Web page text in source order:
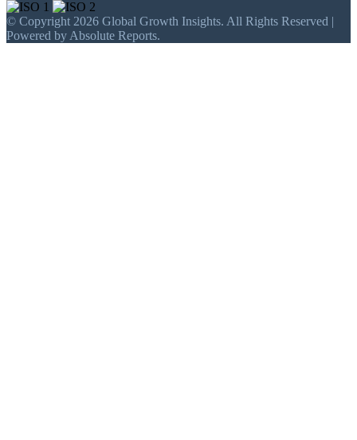
© Copyright 2026 Global Growth Insights. All Rights Reserved |
Powered by Absolute Reports.